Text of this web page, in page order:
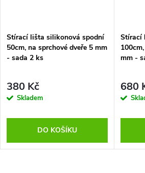
Stírací lišta silikonová spodní
50cm, na sprchové dveře 5 mm
- sada 2 ks
380 Kč
Skladem
DO KOŠÍKU
Stírací
mm -
680